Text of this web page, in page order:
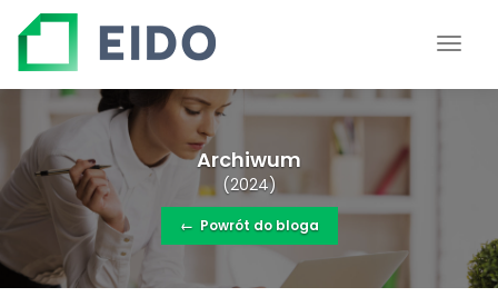
Archiwum
(2024)
← Powrót do bloga